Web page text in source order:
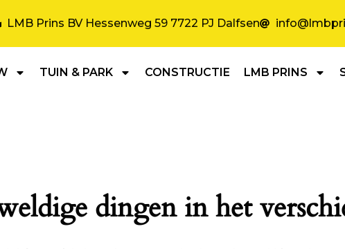
LMB Prins BV Hessenweg 59 7722 PJ Dalfsen
TUIN & PARK CONSTRUCTIE LMB PRINS
dingen in het